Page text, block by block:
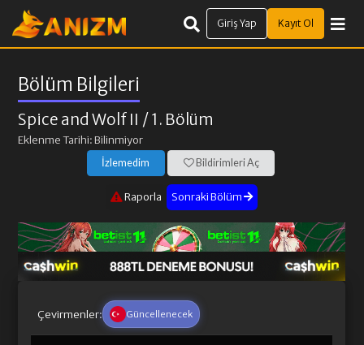
Giriş Yap Kayıt Ol
Bölüm Bilgileri
Spice and Wolf II / 1. Bölüm
Eklenme Tarihi: Bilinmiyor
İzlemedim Bildirimleri Aç
Raporla Sonraki Bölüm
Çevirmenler: Güncellenecek